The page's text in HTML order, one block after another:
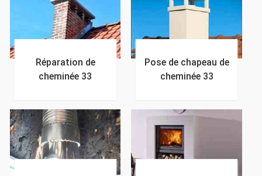
Réparation de
cheminée 33
Pose de chapeau de
cheminée 33